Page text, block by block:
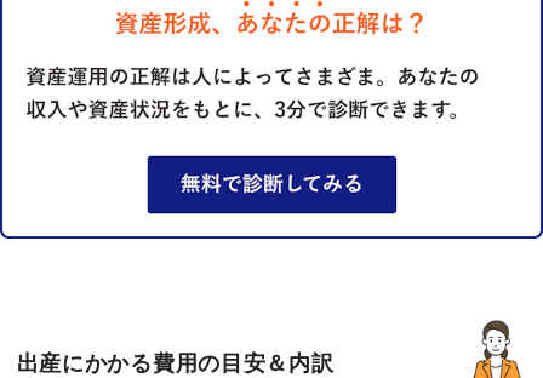
出産にかかる費用の目安＆内訳